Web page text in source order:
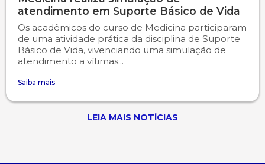
atendimento em Suporte Básico de Vida
Os acadêmicos do curso de Medicina participaram
de uma atividade prática da disciplina de Suporte
Básico de Vida, vivenciando uma simulação de
atendimento a vítimas...
Saiba mais
LEIA MAIS NOTÍCIAS